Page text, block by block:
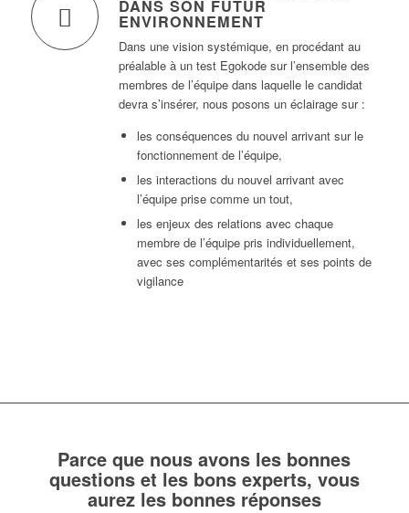
DANS SON FUTUR
ENVIRONNEMENT
Dans une vision systémique, en procédant au
préalable à un test Egokode sur l’ensemble des
membres de l’équipe dans laquelle le candidat
devra s’insérer, nous posons un éclairage sur :
les conséquences du nouvel arrivant sur le
fonctionnement de l’équipe,
les interactions du nouvel arrivant avec
l’équipe prise comme un tout,
les enjeux des relations avec chaque
membre de l’équipe pris individuellement,
avec ses complémentarités et ses points de
vigilance
Parce que nous avons les bonnes
questions et les bons experts, vous
aurez les bonnes réponses